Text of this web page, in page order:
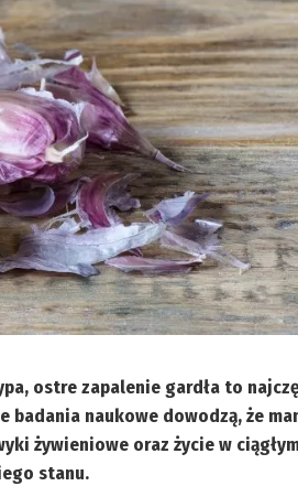
ostre zapalenie gardła to
naukowe dowodzą, że
żywieniowe oraz życie w
stanu.